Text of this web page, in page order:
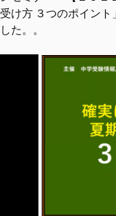
受け方 ３つのポイン
した。。